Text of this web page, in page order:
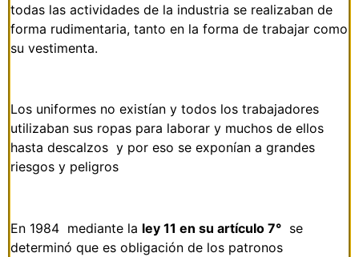
todas las actividades de la industria se realizaban de
forma rudimentaria, tanto en la forma de trabajar como
su vestimenta.
Los uniformes no existían y todos los trabajadores
utilizaban sus ropas para laborar y muchos de ellos
hasta descalzos y por eso se exponían a grandes
riesgos y peligros
En 1984 mediante la ley 11 en su artículo 7° se
determinó que es obligación de los patronos